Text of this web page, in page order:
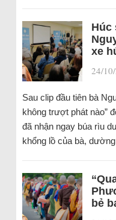
Húc
xe
24/
Sau clip đầu tiên bà
không trượt phát nào”
đã nhận ngay búa rìu
khổng lồ của bà,
bẻ